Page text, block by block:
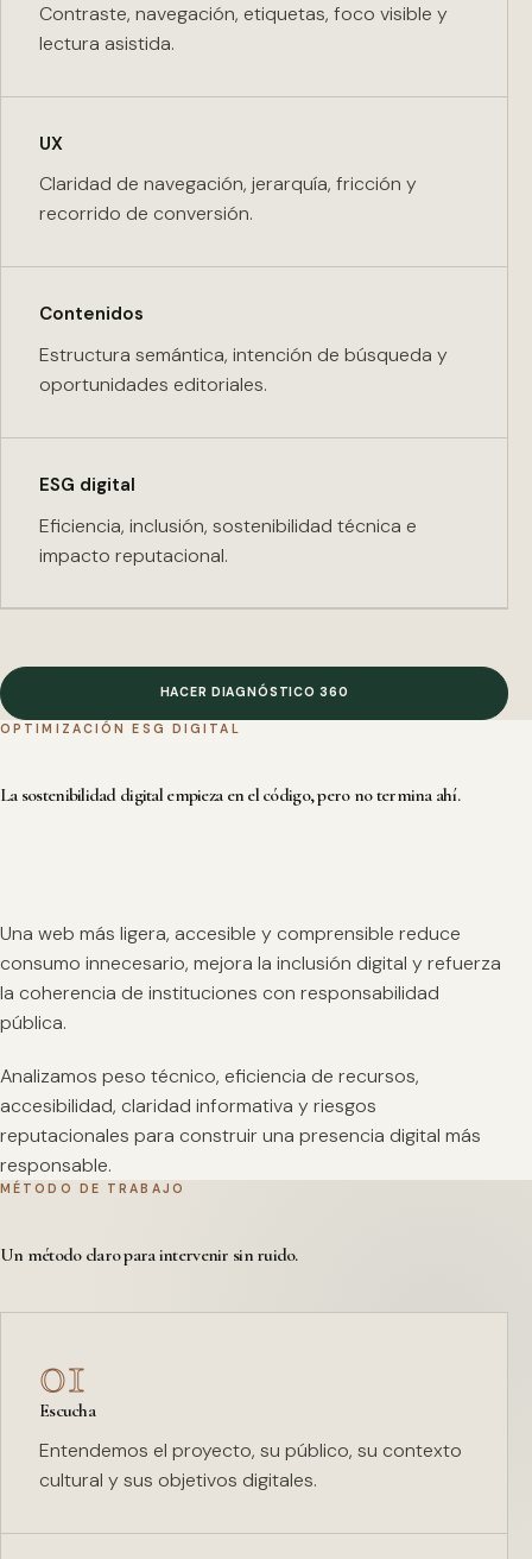
Contraste, navegación, etiquetas, foco visible y
lectura asistida.
UX
Claridad de navegación, jerarquía, fricción y
recorrido de conversión.
Contenidos
Estructura semántica, intención de búsqueda y
oportunidades editoriales.
ESG digital
Eficiencia, inclusión, sostenibilidad técnica e
impacto reputacional.
HACER DIAGNÓSTICO 360
OPTIMIZACIÓN ESG DIGITAL
La sostenibilidad digital empieza en el código, pero no termina ahí.
Una web más ligera, accesible y comprensible reduce
consumo innecesario, mejora la inclusión digital y refuerza
la coherencia de instituciones con responsabilidad
pública.
Analizamos peso técnico, eficiencia de recursos,
accesibilidad, claridad informativa y riesgos
reputacionales para construir una presencia digital más
responsable.
MÉTODO DE TRABAJO
Un método claro para intervenir sin ruido.
01
Escucha
Entendemos el proyecto, su público, su contexto
cultural y sus objetivos digitales.